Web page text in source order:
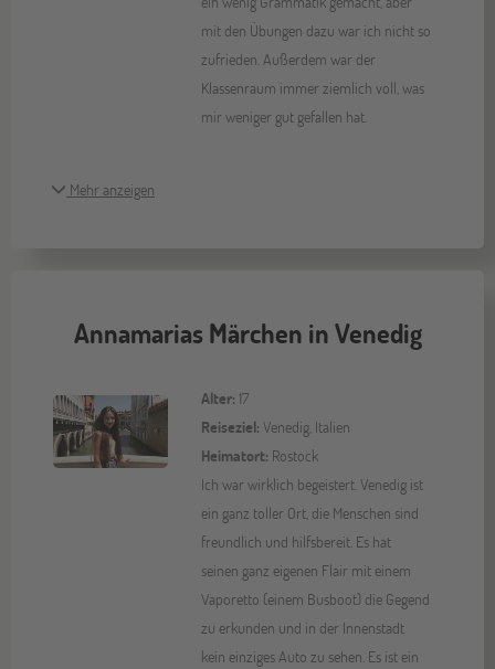
mit den Übungen dazu war ich nicht so
zufrieden. Außerdem war der
Klassenraum immer ziemlich voll, was
mir weniger gut gefallen hat.
Mehr anzeigen
Annamarias Märchen in Venedig
Alter: 17
Reiseziel: Venedig, Italien
Heimatort: Rostock
Ich war wirklich begeistert. Venedig ist
ein ganz toller Ort, die Menschen sind
freundlich und hilfsbereit. Es hat
seinen ganz eigenen Flair mit einem
Vaporetto (einem Busboot) die Gegend
zu erkunden und in der Innenstadt
kein einziges Auto zu sehen. Es ist ein